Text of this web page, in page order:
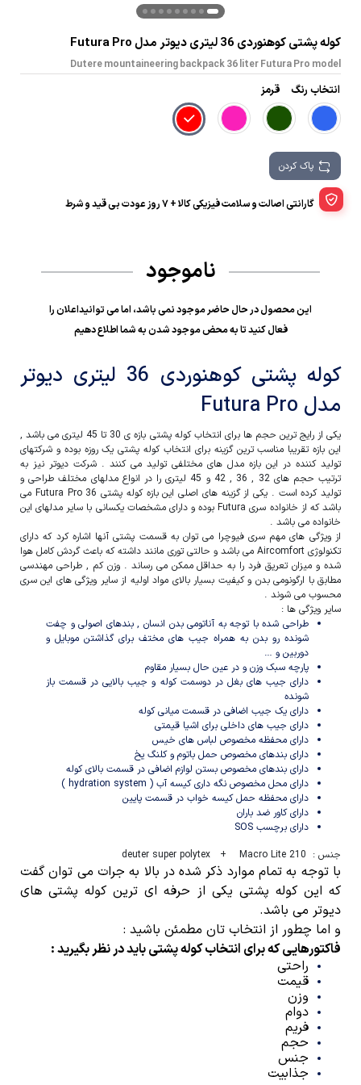
کوله‌ پشتی‌ کوهنوردی 36 لیتری‌ دیوتر‌ مدل Futura Pro
Dutere mountaineering backpack 36 liter Futura Pro model
انتخاب رنگ قرمز
پاک کردن
گارانتی اصالت و سلامت فیزیکی کالا + 7 روز عودت بی قید و شرط
ناموجود
این محصول در حال حاضر موجود نمی باشد، اما می توانیداعلان را
فعال کنید تا به محض موجود شدن به شما اطلاع دهیم
کوله‌ پشتی‌ کوهنوردی 36 لیتری‌ دیوتر‌
مدل Futura Pro
یکی از رایج ترین حجم ها برای انتخاب کوله پشتی بازه ی 30 تا 45 لیتری می باشد ,
این بازه تقریبا مناسب ترین گزینه برای انتخاب کوله پشتی یک روزه بوده و شرکتهای
تولید کننده در این بازه مدل های مختلفی تولید می کنند . شرکت دیوتر نیز به
ترتیب حجم های 32 , 36 , 42 و 45 لیتری را در انواع مدلهای مختلف طراحی و
تولید کرده است . یکی از گزینه های اصلی این بازه کوله پشتی Futura Pro 36 می
باشد که از خانواده سری Futura بوده و دارای مشخصات یکسانی با سایر مدلهای این
خانواده می باشد .
از ویژگی های مهم سری فیوچرا می توان به قسمت پشتی آنها اشاره کرد که دارای
تکنولوژی Aircomfort می باشد و حالتی توری مانند داشته که باعث گردش کامل هوا
شده و میزان تعریق فرد را به حداقل ممکن می رساند . وزن کم , طراحی مهندسی
مطابق با ارگونومی بدن و کیفیت بسیار بالای مواد اولیه از سایر ویژگی های این سری
محسوب می شوند .
سایر ویژگی ها :
طراحی شده با توجه به آناتومی بدن انسان , بندهای اصولی و چفت
شونده رو بدن به همراه جیب های مختف برای گذاشتن موبایل و
دوربین و …
پارچه سبک وزن و در عین حال بسیار مقاوم
دارای جیب های بغل در دوسمت کوله و جیب بالایی در قسمت باز
شونده
دارای یک جیب اضافی در قسمت میانی کوله
دارای جیب های داخلی برای اشیا قیمتی
دارای محفظه مخصوص لباس های خیس
دارای بندهای مخصوص حمل باتوم و کلنگ یخ
دارای بندهای مخصوص بستن لوازم اضافی در قسمت بالای کوله
دارای محل مخصوص نگه داری کیسه آب ( hydration system )
دارای محفظه حمل کیسه خواب در قسمت پایین
دارای کاور ضد باران
دارای برچسب SOS
جنس : deuter super polytex + Macro Lite 210
با توجه به تمام موارد ذکر شده در بالا به جرات می توان گفت
که این کوله پشتی یکی از حرفه ای ترین کوله پشتی های
دیوتر می باشد.
و اما چطور از انتخاب تان مطمئن باشید :
فاکتور‌هایی که برای انتخاب کوله پشتی باید در نظر بگیرید :
راحتی
قیمت
وزن
دوام
فریم
حجم
جنس
جذابیت